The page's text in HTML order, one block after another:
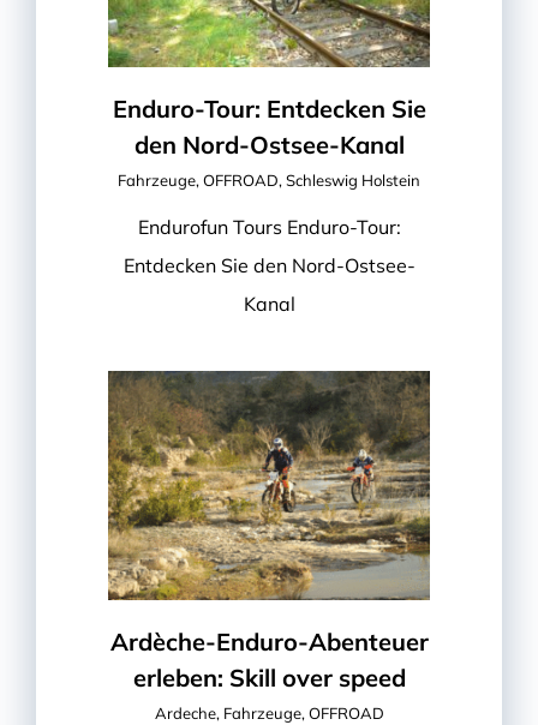
Enduro-Tour: Entdecken Sie
den Nord-Ostsee-Kanal
Fahrzeuge, OFFROAD, Schleswig Holstein
Endurofun Tours Enduro-Tour:
Entdecken Sie den Nord-Ostsee-
Kanal
Ardèche-Enduro-Abenteuer
erleben: Skill over speed
Ardeche, Fahrzeuge, OFFROAD